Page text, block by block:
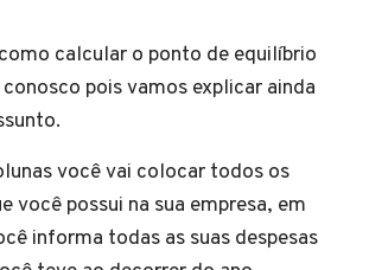
calcular o ponto de equilíbrio
pois vamos explicar ainda
você vai colocar todos os
você possui na sua empresa, em
informa todas as suas despesas